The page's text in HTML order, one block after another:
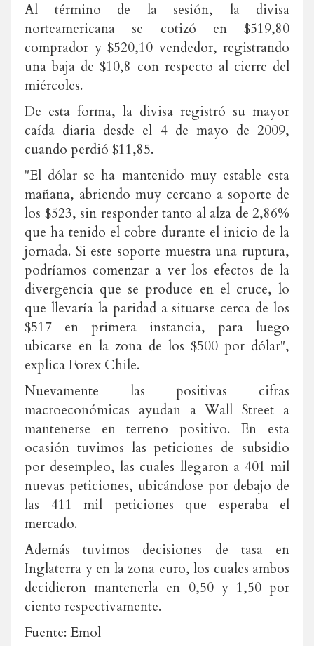
Al término de la sesión, la divisa
norteamericana se cotizó en $519,80
comprador y $520,10 vendedor, registrando
una baja de $10,8 con respecto al cierre del
miércoles.
De esta forma, la divisa registró su mayor
caída diaria desde el 4 de mayo de 2009,
cuando perdió $11,85.
"El dólar se ha mantenido muy estable esta
mañana, abriendo muy cercano a soporte de
los $523, sin responder tanto al alza de 2,86%
que ha tenido el cobre durante el inicio de la
jornada. Si este soporte muestra una ruptura,
podríamos comenzar a ver los efectos de la
divergencia que se produce en el cruce, lo
que llevaría la paridad a situarse cerca de los
$517 en primera instancia, para luego
ubicarse en la zona de los $500 por dólar",
explica Forex Chile.
Nuevamente las positivas cifras
macroeconómicas ayudan a Wall Street a
mantenerse en terreno positivo. En esta
ocasión tuvimos las peticiones de subsidio
por desempleo, las cuales llegaron a 401 mil
nuevas peticiones, ubicándose por debajo de
las 411 mil peticiones que esperaba el
mercado.
Además tuvimos decisiones de tasa en
Inglaterra y en la zona euro, los cuales ambos
decidieron mantenerla en 0,50 y 1,50 por
ciento respectivamente.
Fuente: Emol